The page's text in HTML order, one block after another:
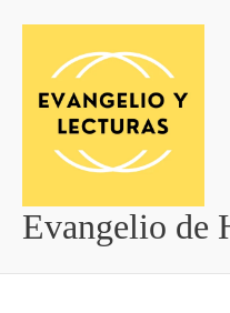
contenido
Evangelio de